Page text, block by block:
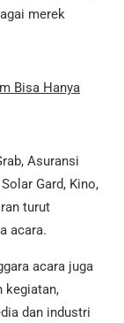
merek
Bisa Hanya
Asuransi
Gard, Kino,
turut
acara.
acara juga
kegiatan,
dan industri